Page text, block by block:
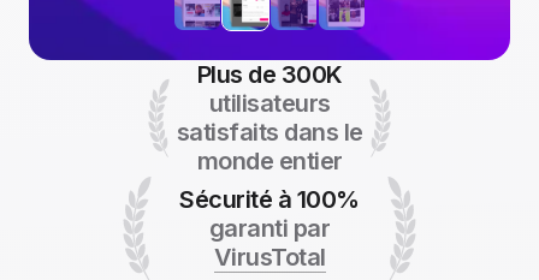
Plus de 300K
utilisateurs
satisfaits dans le
monde entier
Sécurité à 100%
garanti par
VirusTotal